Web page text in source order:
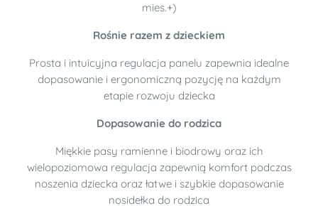
mies.+)
Rośnie razem z dzieckiem
Prosta i intuicyjna regulacja panelu zapewnia idealne
dopasowanie i ergonomiczną pozycję na każdym
etapie rozwoju dziecka
Dopasowanie do rodzica
Miękkie pasy ramienne i biodrowy oraz ich
wielopoziomowa regulacja zapewnią komfort podczas
noszenia dziecka oraz łatwe i szybkie dopasowanie
nosidełka do rodzica